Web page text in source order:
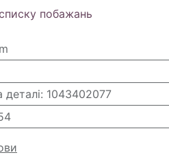
побажань
: 1043402077